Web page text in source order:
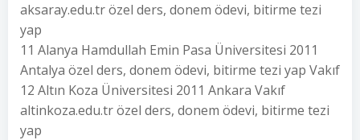
aksaray.edu.tr özel ders, donem ödevi, bitirme tezi
yap
11 Alanya Hamdullah Emin Pasa Üniversitesi 2011
Antalya özel ders, donem ödevi, bitirme tezi yap Vakıf
12 Altın Koza Üniversitesi 2011 Ankara Vakıf
altinkoza.edu.tr özel ders, donem ödevi, bitirme tezi
yap